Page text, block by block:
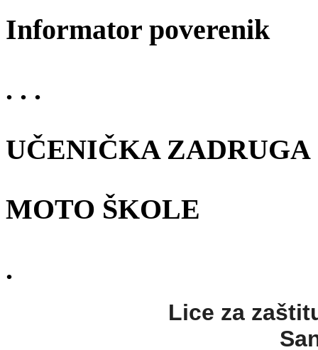
Informator poverenik
. . .
UČENIČKA ZADRUGA
MOTO ŠKOLE
.
Lice za